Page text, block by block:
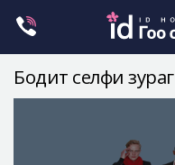
Бодит селфи зураг